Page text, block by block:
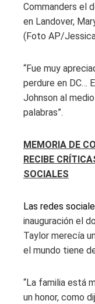
Commanders el
en Landover,
(Foto AP/
“Fue muy
perdure en DC…
Johnson al
palabras”.
MEMORIA DE
RECIBE
SOCIALES
Las redes
inauguración el
Taylor merecía
el mundo tiene
“La familia está
un honor, como